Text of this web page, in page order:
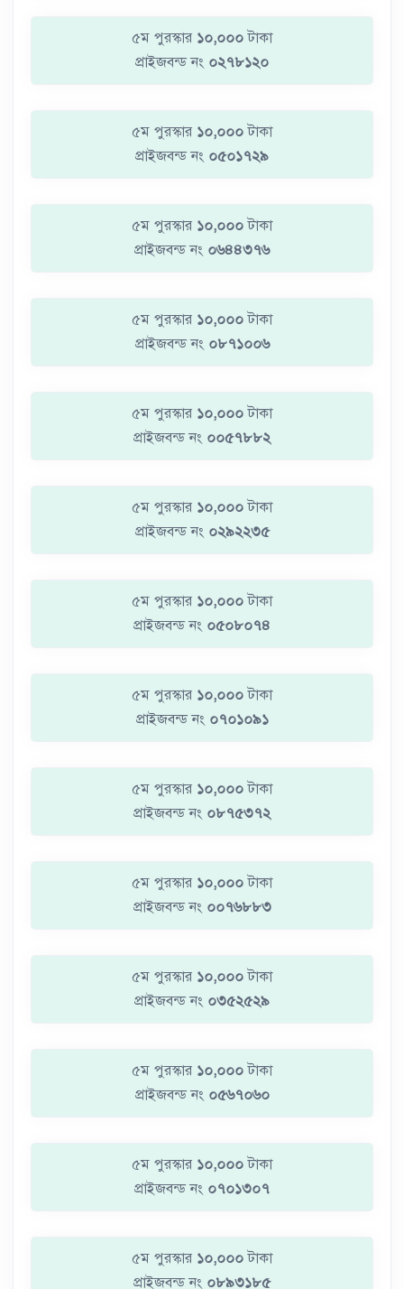
৫ম পুরস্কার ১০,০০০ টাকা
প্রাইজবন্ড নং ০২৭৮১২০
৫ম পুরস্কার ১০,০০০ টাকা
প্রাইজবন্ড নং ০৫০১৭২৯
৫ম পুরস্কার ১০,০০০ টাকা
প্রাইজবন্ড নং ০৬৪৪৩৭৬
৫ম পুরস্কার ১০,০০০ টাকা
প্রাইজবন্ড নং ০৮৭১০০৬
৫ম পুরস্কার ১০,০০০ টাকা
প্রাইজবন্ড নং ০০৫৭৮৮২
৫ম পুরস্কার ১০,০০০ টাকা
প্রাইজবন্ড নং ০২৯২২৩৫
৫ম পুরস্কার ১০,০০০ টাকা
প্রাইজবন্ড নং ০৫০৮০৭৪
৫ম পুরস্কার ১০,০০০ টাকা
প্রাইজবন্ড নং ০৭০১০৯১
৫ম পুরস্কার ১০,০০০ টাকা
প্রাইজবন্ড নং ০৮৭৫৩৭২
৫ম পুরস্কার ১০,০০০ টাকা
প্রাইজবন্ড নং ০০৭৬৮৮৩
৫ম পুরস্কার ১০,০০০ টাকা
প্রাইজবন্ড নং ০৩৫২৫২৯
৫ম পুরস্কার ১০,০০০ টাকা
প্রাইজবন্ড নং ০৫৬৭০৬০
৫ম পুরস্কার ১০,০০০ টাকা
প্রাইজবন্ড নং ০৭০১৩০৭
৫ম পুরস্কার ১০,০০০ টাকা
প্রাইজবন্ড নং ০৮৯৩১৮৫